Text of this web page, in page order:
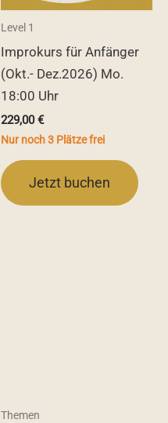
Level 1
Improkurs für Anfänger
(Okt.- Dez.2026) Mo.
18:00 Uhr
229,00€
Nur noch 3 Plätze frei
Jetzt buchen
Themen